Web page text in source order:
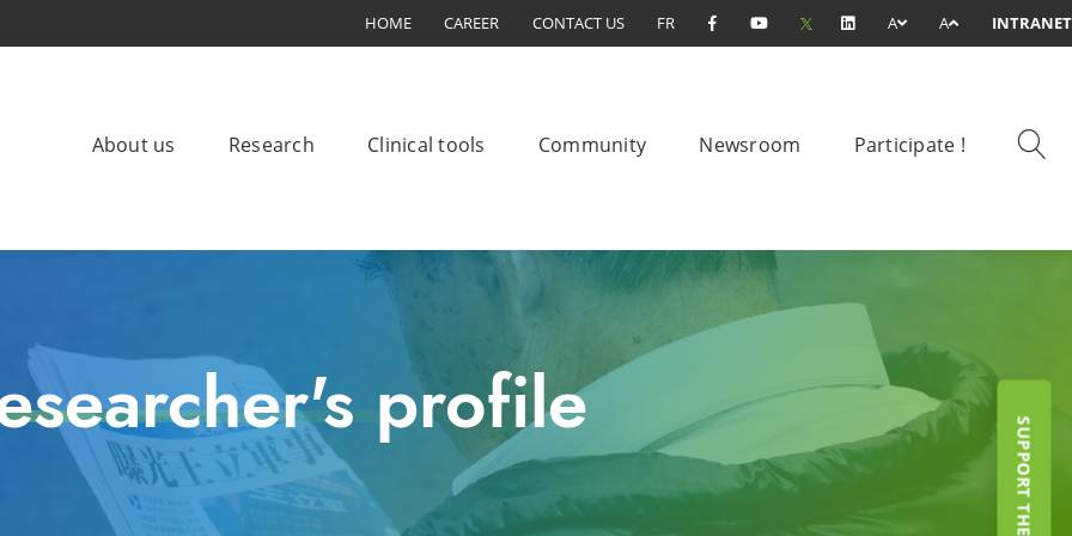
HOME CAREER CONTACT US FR A A INTRANET
About us Research Clinical tools Community Newsroom Participate !
profile